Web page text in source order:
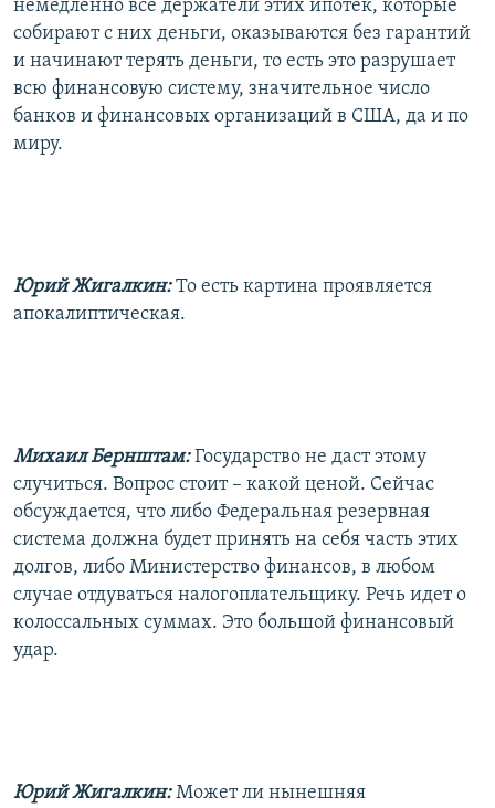
немедленно все держатели этих ипотек, которые
собирают с них деньги, оказываются без гарантий
и начинают терять деньги, то есть это разрушает
всю финансовую систему, значительное число
банков и финансовых организаций в США, да и по
миру.
Юрий Жигалкин:То есть картина проявляется
апокалиптическая.
Михаил Бернштам:Государство не даст этому
случиться. Вопрос стоит – какой ценой. Сейчас
обсуждается, что либо Федеральная резервная
система должна будет принять на себя часть этих
долгов, либо Министерство финансов, в любом
случае отдуваться налогоплательщику. Речь идет о
колоссальных суммах. Это большой финансовый
удар.
Юрий Жигалкин:Может ли нынешняя